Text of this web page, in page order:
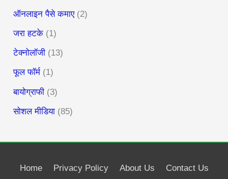
ऑनलाइन पैसे कमाए(2)
जरा हटके (1)
टेक्नोलॉजी (13)
फूल फॉर्म (1)
बायोग्राफी (3)
सोशल मीडिया (85)
Home Privacy Policy About Us Contact Us